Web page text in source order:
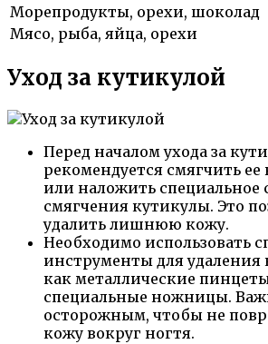
Морепродукты, орехи, шоколад
Мясо, рыба, яйца, орехи
Уход за кутикулой
Перед началом ухода за
рекомендуется смягчить ее
или наложить специальное
смягчения кутикулы. Это
удалить лишнюю кожу.
Необходимо использовать
инструменты для удаления
как металлические
специальные ножницы.
осторожным, чтобы не
кожу вокруг ногтя.